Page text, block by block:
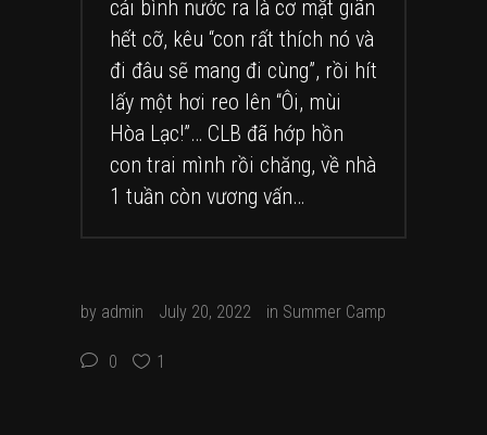
cái bình nước ra là cơ mặt giãn
hết cỡ, kêu “con rất thích nó và
đi đâu sẽ mang đi cùng”, rồi hít
lấy một hơi reo lên “Ôi, mùi
Hòa Lạc!”… CLB đã hớp hồn
con trai mình rồi chăng, về nhà
1 tuần còn vương vấn…
by admin July 20, 2022 in Summer Camp
0 1